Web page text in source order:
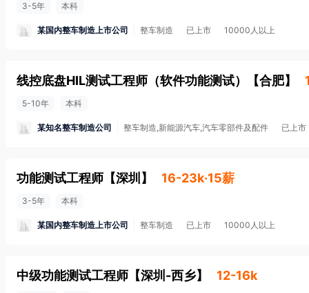
3-5年 本科
某国内整车制造上市公司 整车制造 已上市 10000人以上
线控底盘HIL测试工程师（软件功能测试） 【合肥】
5-10年 本科
某知名整车制造公司 整车制造,新能源汽车,汽车零部件及配件 已上市
功能测试工程师 【深圳 】 16-23k·15薪
3-5年 本科
某国内整车制造上市公司 整车制造 已上市 10000人以上
中级功能测试工程师 【深圳-西乡】 12-16k